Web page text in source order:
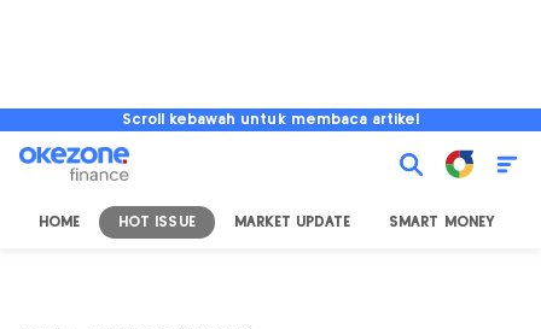
Scroll kebawah untuk membaca artikel
HOME HOT ISSUE MARKET UPDATE SMART MONEY